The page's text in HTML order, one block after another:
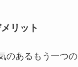
リット
のあるもう一つ